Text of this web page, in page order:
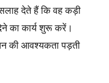
सलाह देते हैं कि वह कड़ी
का कार्य शुरू करें।
की आवश्यकता पड़ती